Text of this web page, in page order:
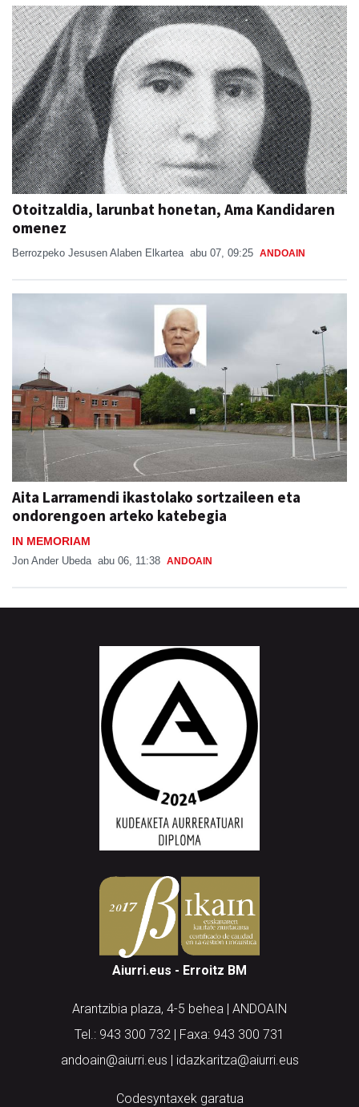
Otoitzaldia, larunbat honetan, Ama Kandidaren
omenez
Berrozpeko Jesusen Alaben Elkartea abu 07, 09:25 ANDOAIN
Aita Larramendi ikastolako sortzaileen eta
ondorengoen arteko katebegia
IN MEMORIAM
Jon Ander Ubeda abu 06, 11:38 ANDOAIN
Aiurri.eus - Erroitz BM
Arantzibia plaza, 4-5 behea | ANDOAIN
Tel.: 943 300 732 | Faxa: 943 300 731
andoain@aiurri.eus | idazkaritza@aiurri.eus
Codesyntaxek garatua